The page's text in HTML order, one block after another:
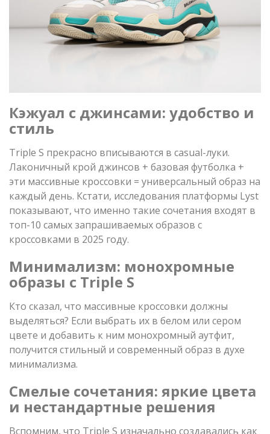
Кэжуал с джинсами: удобство и
стиль
Triple S прекрасно вписываются в casual-луки.
Лаконичный крой джинсов + базовая футболка +
эти массивные кроссовки = универсальный образ на
каждый день. Кстати, исследования платформы Lyst
показывают, что именно такие сочетания входят в
топ-10 самых запрашиваемых образов с
кроссовками в 2025 году.
Минимализм: монохромные
образы с Triple S
Кто сказал, что массивные кроссовки должны
выделяться? Если выбрать их в белом или сером
цвете и добавить к ним монохромный аутфит,
получится стильный и современный образ в духе
минимализма.
Смелые сочетания: яркие цвета
и нестандартные решения
Вспомним, что Triple S изначально создавались как